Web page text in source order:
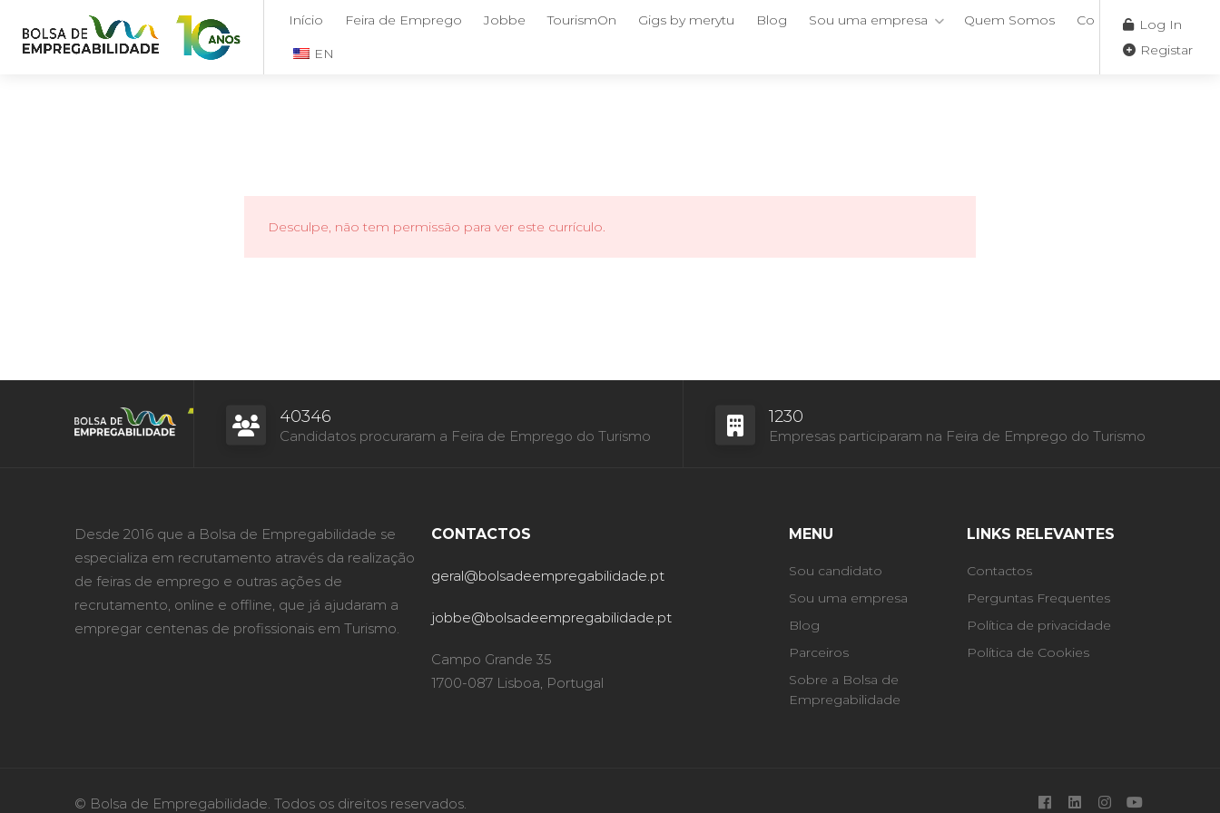
Início Feira de Emprego Jobbe TourismOn Gigs by merytu Blog Sou uma empresa Quem Somos Contactos
EN
Log In
Registar
Desculpe, não tem permissão para ver este currículo.
40346
Candidatos procuraram a Feira de Emprego do Turismo
1230
Empresas participaram na Feira de Emprego do Turismo
Desde 2016 que a Bolsa de Empregabilidade se
especializa em recrutamento através da realização
de feiras de emprego e outras ações de
recrutamento, online e offline, que já ajudaram a
empregar centenas de profissionais em Turismo.
CONTACTOS
geral@bolsadeempregabilidade.pt
jobbe@bolsadeempregabilidade.pt
Campo Grande 35
1700-087 Lisboa, Portugal
MENU
Sou candidato
Sou uma empresa
Blog
Parceiros
Sobre a Bolsa de
Empregabilidade
LINKS RELEVANTES
Contactos
Perguntas Frequentes
Política de privacidade
Política de Cookies
© Bolsa de Empregabilidade. Todos os direitos reservados.